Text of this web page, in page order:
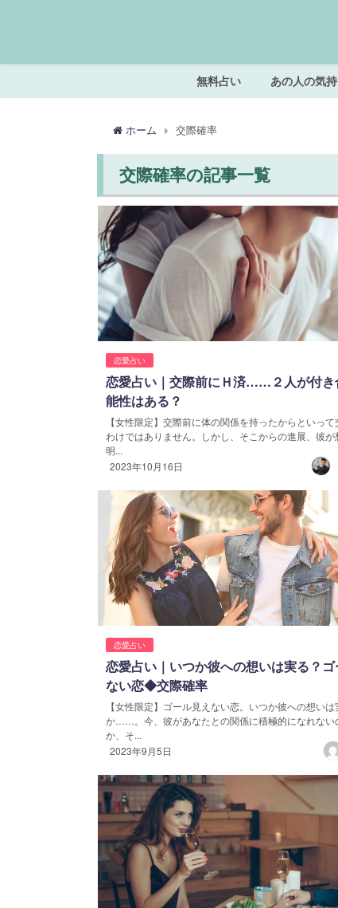
無料占い あの人の気
ホーム 交際確率
交際確率の記事一覧
恋愛占い
恋愛占い｜交際前にＨ済……２人が付き
能性はある？
【女性限定】交際前に体の関係を持ったからといっ
わけではありません。しかし、そこからの進展、彼が
明...
2023年10月16日
恋愛占い
恋愛占い｜いつか彼への想いは実る？ゴ
ない恋◆交際確率
【女性限定】ゴール見えない恋。いつか彼への想い
か……。今、彼があなたとの関係に積極的になれない
か、そ...
2023年9月5日